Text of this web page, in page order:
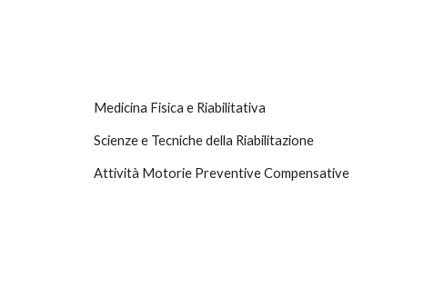
Medicina Fisica e Riabilitativa
Scienze e Tecniche della Riabilitazione
Attività Motorie Preventive Compensative